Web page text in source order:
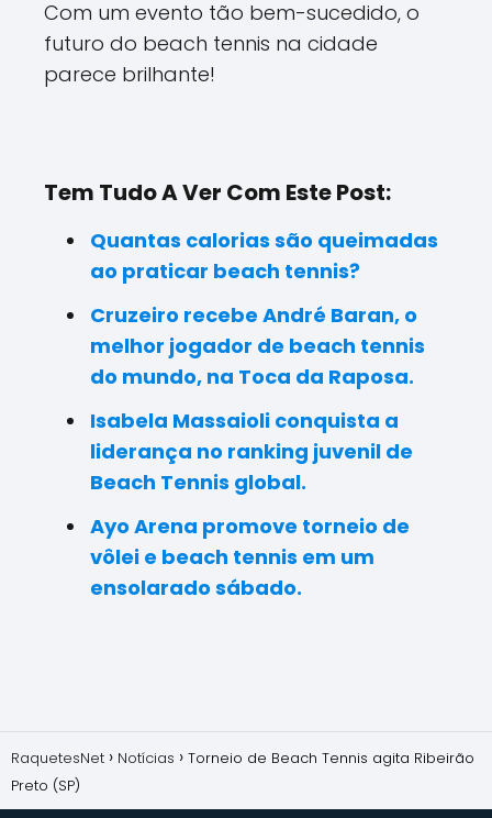
Com um evento tão bem-sucedido, o
futuro do beach tennis na cidade
parece brilhante!
Tem Tudo A Ver Com Este Post:
Quantas calorias são queimadas
ao praticar beach tennis?
Cruzeiro recebe André Baran, o
melhor jogador de beach tennis
do mundo, na Toca da Raposa.
Isabela Massaioli conquista a
liderança no ranking juvenil de
Beach Tennis global.
Ayo Arena promove torneio de
vôlei e beach tennis em um
ensolarado sábado.
RaquetesNet Notícias
Torneio de Beach Tennis agita Ribeirão
Preto (SP)